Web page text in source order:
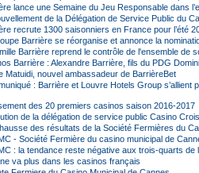
lance une Semaine du Jeu Responsable dans
de la Délégation de Service Public du
recrute 1300 saisonniers en France pour l’été
Barrière se réorganise et annonce la
Barrière reprend le contrôle de l'ensemble de
Barrière : Alexandre Barrière, fils du PDG
Matuidi, nouvel ambassadeur de BarrièreBet
: Barrière et Louvre Hotels Group
des 20 premiers casinos saison 2016-2017
de la délégation de service public Casino
des résultats de la Société Fermières du
- Société Fermière du casino municipal de
: la tendance reste négative aux trois-quarts de
va plus dans les casinos français